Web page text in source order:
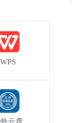
WPS